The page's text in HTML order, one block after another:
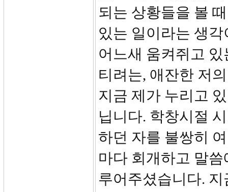
되는 상황들을 볼
있는 일이라는 생
어느새 움켜쥐고
티려는, 애잔한 저
지금 제가 누리고
닙니다. 학창시절
하던 자를 불쌍히
마다 회개하고 말
루어주셨습니다.